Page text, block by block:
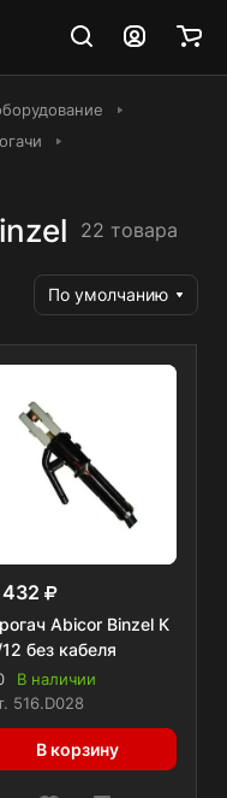
22 товара
По умолчанию
432
Abicor Binzel К
без кабеля
В наличии
516.D028
В корзину